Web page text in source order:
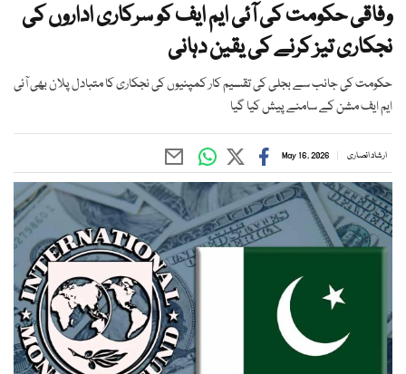
وفاقی حکومت کی آئی ایم ایف کو سرکاری اداروں کی
نجکاری تیز کرنے کی یقین دہانی
حکومت کی جانب سے بجلی کی تقسیم کار کمپنیوں کی نجکاری کا متبادل پلان بھی آئی
ایم ایف مشن کے سامنے پیش کیا گیا
ارشاد انصاری May 16, 2026